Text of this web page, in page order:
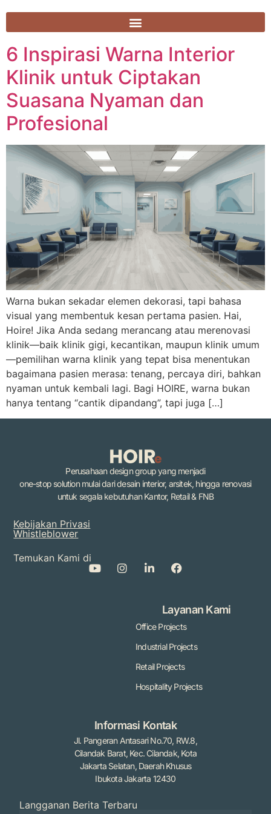
6 Inspirasi Warna Interior
Klinik untuk Ciptakan
Suasana Nyaman dan
Profesional
Warna bukan sekadar elemen dekorasi, tapi bahasa
visual yang membentuk kesan pertama pasien. Hai,
Hoire! Jika Anda sedang merancang atau merenovasi
klinik—baik klinik gigi, kecantikan, maupun klinik umum
—pemilihan warna klinik yang tepat bisa menentukan
bagaimana pasien merasa: tenang, percaya diri, bahkan
nyaman untuk kembali lagi. Bagi HOIRE, warna bukan
hanya tentang “cantik dipandang”, tapi juga […]
Perusahaan design group yang menjadi
one-stop solution mulai dari desain interior, arsitek, hingga renovasi
untuk segala kebutuhan Kantor, Retail & FNB
Kebijakan Privasi
Whistleblower
Temukan Kami di
Layanan Kami
Office Projects
Industrial Projects
Retail Projects
Hospitality Projects
Informasi Kontak
Jl. Pangeran Antasari No.70, RW.8,
Cilandak Barat, Kec. Cilandak, Kota
Jakarta Selatan, Daerah Khusus
Ibukota Jakarta 12430
Langganan Berita Terbaru